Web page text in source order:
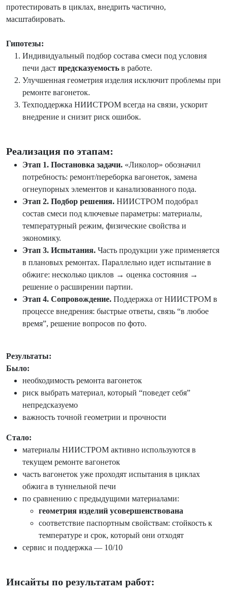
протестировать в циклах, внедрить частично,
масштабировать.
Гипотезы:
Индивидуальный подбор состава смеси под условия
печи даст предсказуемость в работе.
Улучшенная геометрия изделия исключит проблемы при
ремонте вагонеток.
Техподдержка НИИСТРОМ всегда на связи, ускорит
внедрение и снизит риск ошибок.
Реализация по этапам:
Этап 1. Постановка задачи. «Ликолор» обозначил
потребность: ремонт/переборка вагонеток, замена
огнеупорных элементов и канализованного пода.
Этап 2. Подбор решения. НИИСТРОМ подобрал
состав смеси под ключевые параметры: материалы,
температурный режим, физические свойства и
экономику.
Этап 3. Испытания. Часть продукции уже применяется
в плановых ремонтах. Параллельно идет испытание в
обжиге: несколько циклов → оценка состояния →
решение о расширении партии.
Этап 4. Сопровождение. Поддержка от НИИСТРОМ в
процессе внедрения: быстрые ответы, связь “в любое
время”, решение вопросов по фото.
Результаты:
Было:
необходимость ремонта вагонеток
риск выбрать материал, который “поведет себя”
непредсказуемо
важность точной геометрии и прочности
Стало:
материалы НИИСТРОМ активно используются в
текущем ремонте вагонеток
часть вагонеток уже проходят испытания в циклах
обжига в туннельной печи
по сравнению с предыдущими материалами:
геометрия изделий усовершенствована
соответствие паспортным свойствам: стойкость к
температуре и срок, который они отходят
сервис и поддержка — 10/10
Инсайты по результатам работ: